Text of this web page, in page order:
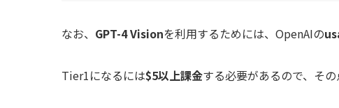
なお、 GPT-4 Visionを利用するためには、OpenAIの
Tier1になるには$5以上課金する必要があるので、その